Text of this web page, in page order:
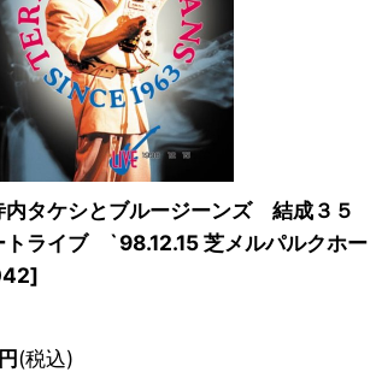
タケシとブルージーンズ 結成３５
トライブ `98.12.15 芝メルパルクホー
]
円(税込)